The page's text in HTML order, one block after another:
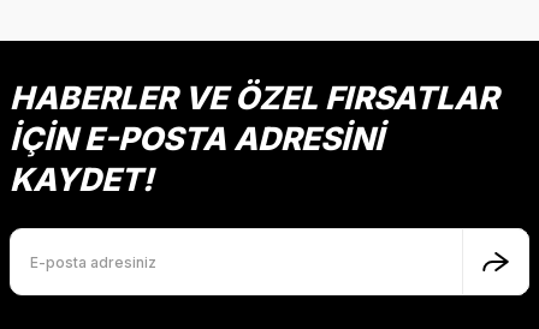
HABERLER VE ÖZEL FIRSATLAR
İÇİN E-POSTA ADRESİNİ
KAYDET!